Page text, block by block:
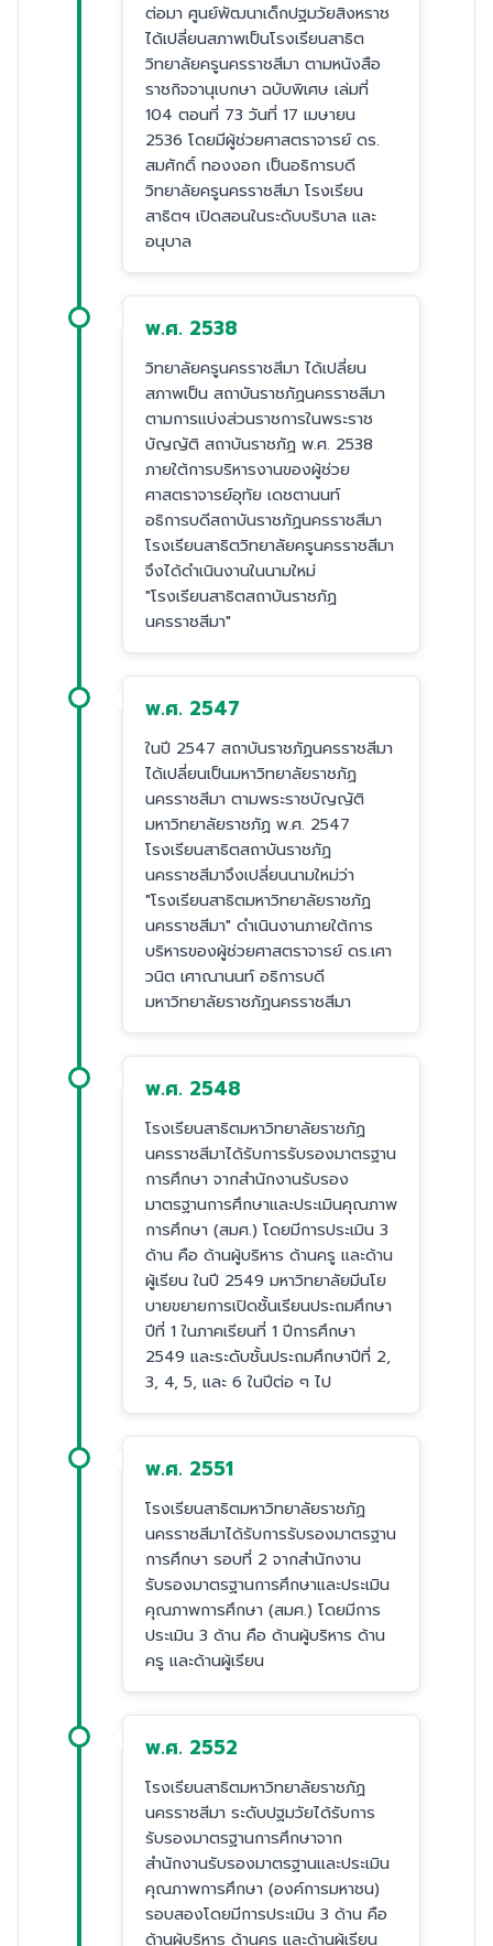
ต่อมา ศูนย์พัฒนาเด็กปฐมวัยสิงหราช
ได้เปลี่ยนสภาพเป็นโรงเรียนสาธิต
วิทยาลัยครูนครราชสีมา ตามหนังสือ
ราชกิจจานุเบกษา ฉบับพิเศษ เล่มที่
104 ตอนที่ 73 วันที่ 17 เมษายน
2536 โดยมีผู้ช่วยศาสตราจารย์ ดร.
สมศักดิ์ ทองงอก เป็นอธิการบดี
วิทยาลัยครูนครราชสีมา โรงเรียน
สาธิตฯ เปิดสอนในระดับบริบาล และ
อนุบาล
พ.ศ. 2538
วิทยาลัยครูนครราชสีมา ได้เปลี่ยน
สภาพเป็น สถาบันราชภัฏนครราชสีมา
ตามการแบ่งส่วนราชการในพระราช
บัญญัติ สถาบันราชภัฏ พ.ศ. 2538
ภายใต้การบริหารงานของผู้ช่วย
ศาสตราจารย์อุทัย เดชตานนท์
อธิการบดีสถาบันราชภัฏนครราชสีมา
โรงเรียนสาธิตวิทยาลัยครูนครราชสีมา
จึงได้ดำเนินงานในนามใหม่
"โรงเรียนสาธิตสถาบันราชภัฏ
นครราชสีมา"
พ.ศ. 2547
ในปี 2547 สถาบันราชภัฏนครราชสีมา
ได้เปลี่ยนเป็นมหาวิทยาลัยราชภัฏ
นครราชสีมา ตามพระราชบัญญัติ
มหาวิทยาลัยราชภัฏ พ.ศ. 2547
โรงเรียนสาธิตสถาบันราชภัฏ
นครราชสีมาจึงเปลี่ยนนามใหม่ว่า
"โรงเรียนสาธิตมหาวิทยาลัยราชภัฏ
นครราชสีมา" ดำเนินงานภายใต้การ
บริหารของผู้ช่วยศาสตราจารย์ ดร.เศา
วนิต เศาณานนท์ อธิการบดี
มหาวิทยาลัยราชภัฏนครราชสีมา
พ.ศ. 2548
โรงเรียนสาธิตมหาวิทยาลัยราชภัฏ
นครราชสีมาได้รับการรับรองมาตรฐาน
การศึกษา จากสำนักงานรับรอง
มาตรฐานการศึกษาและประเมินคุณภาพ
การศึกษา (สมศ.) โดยมีการประเมิน 3
ด้าน คือ ด้านผู้บริหาร ด้านครู และด้าน
ผู้เรียน ในปี 2549 มหาวิทยาลัยมีนโย
บายขยายการเปิดชั้นเรียนประถมศึกษา
ปีที่ 1 ในภาคเรียนที่ 1 ปีการศึกษา
2549 และระดับชั้นประถมศึกษาปีที่ 2,
3, 4, 5, และ 6 ในปีต่อ ๆ ไป
พ.ศ. 2551
โรงเรียนสาธิตมหาวิทยาลัยราชภัฏ
นครราชสีมาได้รับการรับรองมาตรฐาน
การศึกษา รอบที่ 2 จากสำนักงาน
รับรองมาตรฐานการศึกษาและประเมิน
คุณภาพการศึกษา (สมศ.) โดยมีการ
ประเมิน 3 ด้าน คือ ด้านผู้บริหาร ด้าน
ครู และด้านผู้เรียน
พ.ศ. 2552
โรงเรียนสาธิตมหาวิทยาลัยราชภัฏ
นครราชสีมา ระดับปฐมวัยได้รับการ
รับรองมาตรฐานการศึกษาจาก
สำนักงานรับรองมาตรฐานและประเมิน
คุณภาพการศึกษา (องค์การมหาชน)
รอบสองโดยมีการประเมิน 3 ด้าน คือ
ด้านผู้บริหาร ด้านครู และด้านผู้เรียน